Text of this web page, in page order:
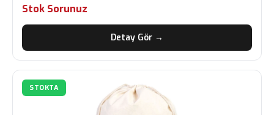
Stok Sorunuz
Detay Gör →
STOKTA